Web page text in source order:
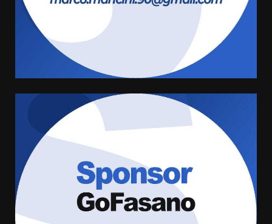
Politiche Giovanili e Mobilità
Sostenibile: premiati gli studenti
universitari del bando “La strada
giusta”
Rivoluzione”: nuovo
appuntamento con “Fasano in
Banda”
7 Agosto 2026 06:05
US Fasano, Scianaro: “Profonda
amarezza per esclusione dal
campionato di calcio”
7 Agosto 2026 06:00